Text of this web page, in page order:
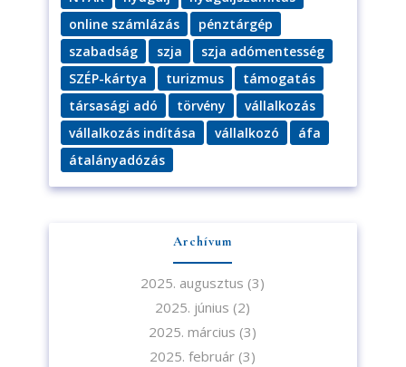
online számlázás
pénztárgép
szabadság
szja
szja adómentesség
SZÉP-kártya
turizmus
támogatás
társasági adó
törvény
vállalkozás
vállalkozás indítása
vállalkozó
áfa
átalányadózás
Archívum
2025. augusztus (3)
2025. június (2)
2025. március (3)
2025. február (3)
Iratkozzon fel hírlevelünkre!
A feliratkozással elfogadja az adatvédelmi tájékoztatónkat. Elolvasom
Adatvédelmi tájékoztatót.